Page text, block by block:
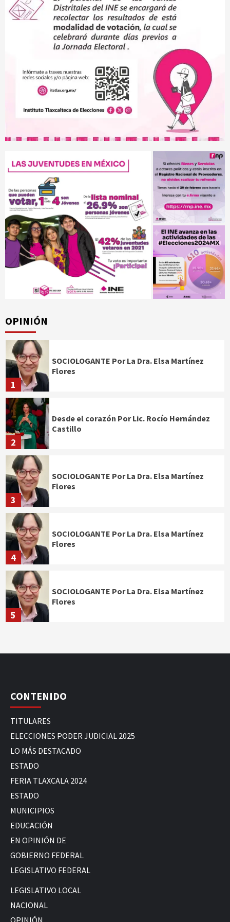
OPINIÓN
1
SOCIOLOGANTE Por La Dra. Elsa Martínez
Flores
2
Desde el corazón Por Lic. Rocío Hernández
Castillo
3
SOCIOLOGANTE Por La Dra. Elsa Martínez
Flores
4
SOCIOLOGANTE Por La Dra. Elsa Martínez
Flores
5
SOCIOLOGANTE Por La Dra. Elsa Martínez
Flores
CONTENIDO
TITULARES
ELECCIONES PODER JUDICIAL 2025
LO MÁS DESTACADO
ESTADO
FERIA TLAXCALA 2024
ESTADO
MUNICIPIOS
EDUCACIÓN
EN OPINIÓN DE
GOBIERNO FEDERAL
LEGISLATIVO FEDERAL
LEGISLATIVO LOCAL
NACIONAL
OPINIÓN